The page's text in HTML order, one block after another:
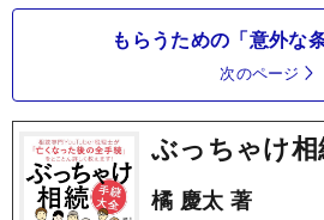
もらうための「意外な
次のページ
ぶっちゃけ相
橘 慶太 著